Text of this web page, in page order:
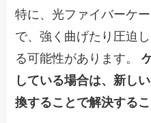
特に、光ファイバーケ
で、強く曲げたり圧迫
る可能性があります。
している場合は、新し
換することで解決するこ